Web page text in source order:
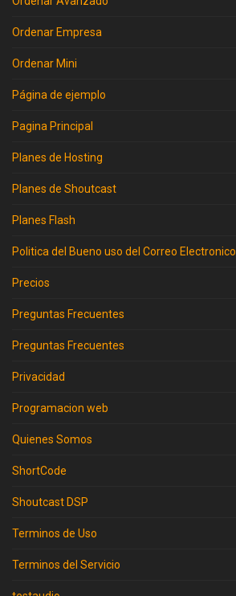
Ordenar Empresa
Ordenar Mini
Página de ejemplo
Pagina Principal
Planes de Hosting
Planes de Shoutcast
Planes Flash
Politica del Bueno uso del Correo Electronico
Precios
Preguntas Frecuentes
Preguntas Frecuentes
Privacidad
Programacion web
Quienes Somos
ShortCode
Shoutcast DSP
Terminos de Uso
Terminos del Servicio